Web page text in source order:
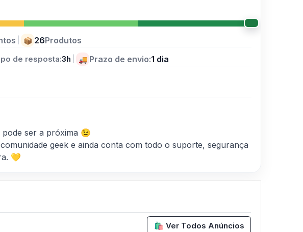
📦 26Produtos
de resposta:3h 🚚 Prazo de envio:1 dia
pode ser a próxima 😉
geek e ainda conta com todo o suporte, segurança
💛
🛍️ Ver Todos Anúncios